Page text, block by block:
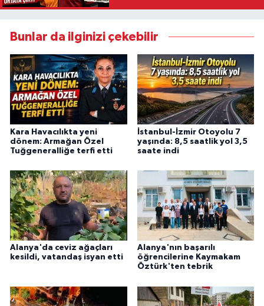
Bunlar da ilginizi çekebilir
Kara Havacılıkta yeni
dönem: Armağan Özel
Tuğgeneralliğe terfi etti
İstanbul-İzmir Otoyolu 7
yaşında: 8,5 saatlik yol 3,5
saate indi
Alanya'da ceviz ağaçları
kesildi, vatandaş isyan etti
Alanya'nın başarılı
öğrencilerine Kaymakam
Öztürk'ten tebrik